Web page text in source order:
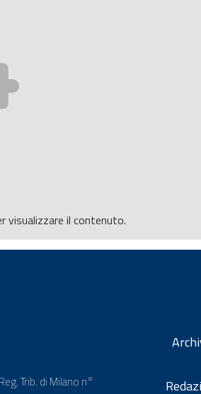
visualizzare il contenuto.
Trib. di Milano n°